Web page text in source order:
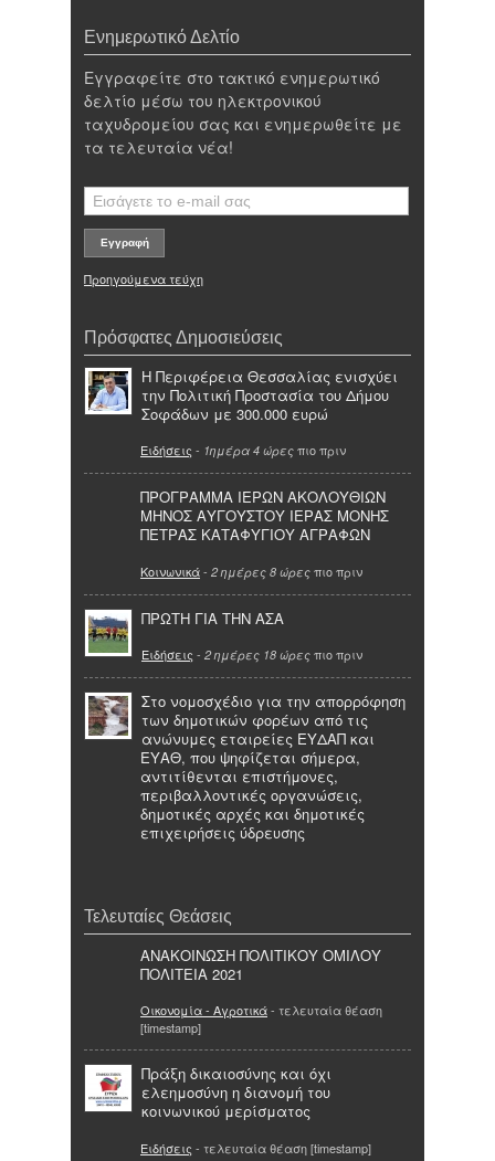
Ενημερωτικό Δελτίο
Εγγραφείτε στο τακτικό ενημερωτικό
δελτίο μέσω του ηλεκτρονικού
ταχυδρομείου σας και ενημερωθείτε με
τα τελευταία νέα!
Προηγούμενα τεύχη
Πρόσφατες Δημοσιεύσεις
Η Περιφέρεια Θεσσαλίας ενισχύει
την Πολιτική Προστασία του Δήμου
Σοφάδων με 300.000 ευρώ
Ειδήσεις - 1ημέρα 4 ώρες πιο πριν
ΠΡΟΓΡΑΜΜΑ ΙΕΡΩΝ ΑΚΟΛΟΥΘΙΩΝ
ΜΗΝΟΣ ΑΥΓΟΥΣΤΟΥ ΙΕΡΑΣ ΜΟΝΗΣ
ΠΕΤΡΑΣ ΚΑΤΑΦΥΓΙΟΥ ΑΓΡΑΦΩΝ
Κοινωνικά- 2 ημέρες 8 ώρες πιο πριν
ΠΡΩΤΗ ΓΙΑ ΤΗΝ ΑΣΑ
Ειδήσεις - 2 ημέρες 18 ώρες πιο πριν
Στο νομοσχέδιο για την απορρόφηση
των δημοτικών φορέων από τις
ανώνυμες εταιρείες ΕΥΔΑΠ και
ΕΥΑΘ, που ψηφίζεται σήμερα,
αντιτίθενται επιστήμονες,
περιβαλλοντικές οργανώσεις,
δημοτικές αρχές και δημοτικές
επιχειρήσεις ύδρευσης
Τελευταίες Θεάσεις
ΑΝΑΚΟΙΝΩΣΗ ΠΟΛΙΤΙΚΟΥ ΟΜΙΛΟΥ
ΠΟΛΙΤΕΙΑ 2021
Οικονομία - Αγροτικά- τελευταία θέαση
[timestamp]
Πράξη δικαιοσύνης και όχι
ελεημοσύνη η διανομή του
κοινωνικού μερίσματος
Ειδήσεις - τελευταία θέαση [timestamp]